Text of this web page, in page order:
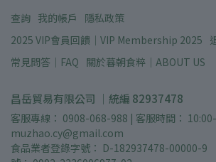
查詢 我的帳戶
隱私政策
2025 VIP會員回饋｜VIP Membership 2025
常見問答｜FAQ 關於暮朝食粹｜ABOUT US
昌岳貿易有限公司 ｜統編 82937478
客服專線： 0908-068-988 | 客服時間：
muzhao.cy@gmail.com
食品業者登錄字號： D-182937478-00000-9